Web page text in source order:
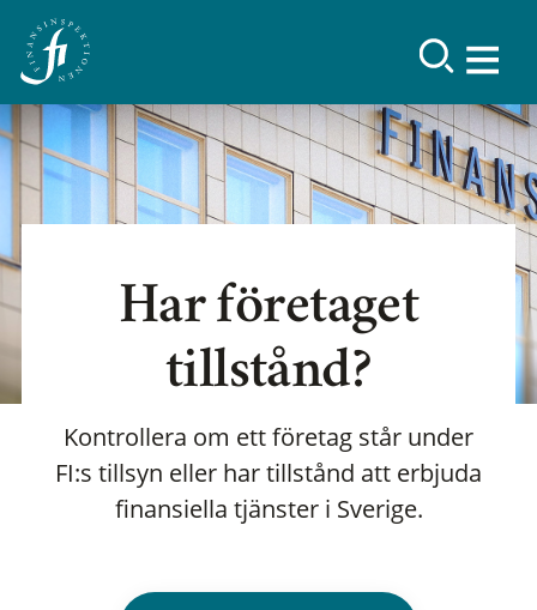
Har företaget
tillstånd?
Kontrollera om ett företag står under
FI:s tillsyn eller har tillstånd att erbjuda
finansiella tjänster i Sverige.